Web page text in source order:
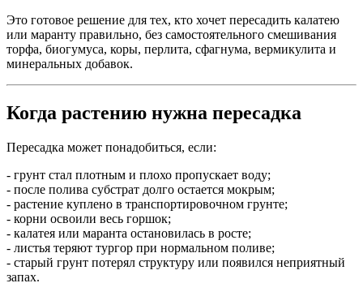
Это готовое решение для тех, кто хочет пересадить калатею
или маранту правильно, без самостоятельного смешивания
торфа, биогумуса, коры, перлита, сфагнума, вермикулита и
минеральных добавок.
Когда растению нужна пересадка
Пересадка может понадобиться, если:
- грунт стал плотным и плохо пропускает воду;
- после полива субстрат долго остается мокрым;
- растение куплено в транспортировочном грунте;
- корни освоили весь горшок;
- калатея или маранта остановилась в росте;
- листья теряют тургор при нормальном поливе;
- старый грунт потерял структуру или появился неприятный
запах.